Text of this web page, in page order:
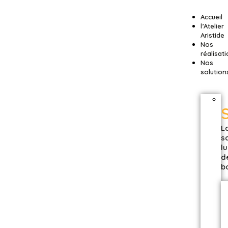
Accueil
l’Atelier
Aristide
Nos
Nos